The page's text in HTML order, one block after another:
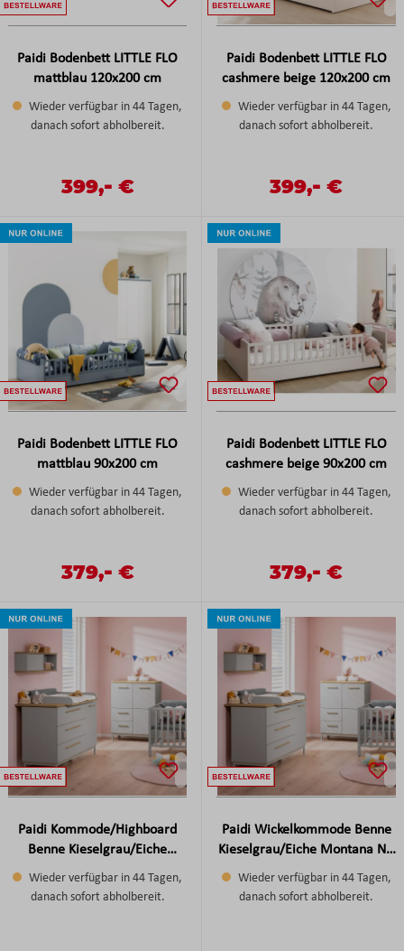
Paidi Bodenbett LITTLE FLO
mattblau 120x200 cm
Wieder verfügbar in 44 Tagen,
danach sofort abholbereit.
Regulärer Preis:
Verkaufspreis:
399,- €
Paidi Bodenbett LITTLE FLO
cashmere beige 120x200 cm
Wieder verfügbar in 44 Tagen,
danach sofort abholbereit.
Regulärer Preis:
Verkaufspreis:
399,- €
Paidi Bodenbett LITTLE FLO
mattblau 90x200 cm
Wieder verfügbar in 44 Tagen,
danach sofort abholbereit.
Regulärer Preis:
Verkaufspreis:
379,- €
Paidi Bodenbett LITTLE FLO
cashmere beige 90x200 cm
Wieder verfügbar in 44 Tagen,
danach sofort abholbereit.
Regulärer Preis:
Verkaufspreis:
379,- €
Paidi Kommode/Highboard
Benne Kieselgrau/Eiche
Montana NB ca.91x117x40
cm
Wieder verfügbar in 44 Tagen,
danach sofort abholbereit.
Paidi Wickelkommode Benne
Kieselgrau/Eiche Montana NB
ca.135x96x56 cm
Wieder verfügbar in 44 Tagen,
danach sofort abholbereit.